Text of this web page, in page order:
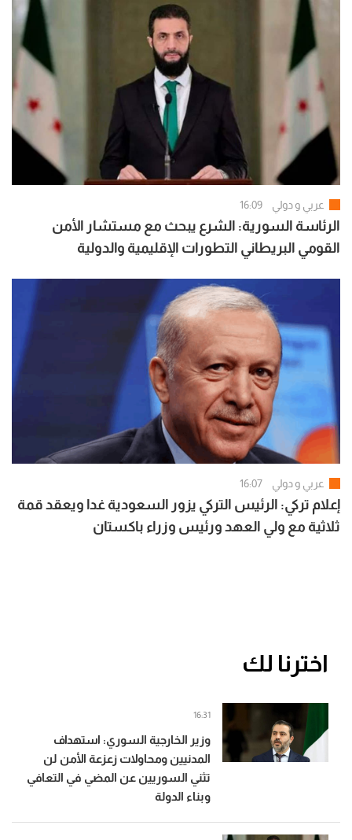
عربي و دولي 16:09
الرئاسة السورية: الشرع يبحث مع مستشار الأمن
القومي البريطاني التطورات الإقليمية والدولية
عربي و دولي 16:07
إعلام تركي: الرئيس التركي يزور السعودية غدا ويعقد قمة
ثلاثية مع ولي العهد ورئيس وزراء باكستان
اخترنا لك
وزير الخارجية السوري: استهداف
المدنيين ومحاولات زعزعة الأمن لن
تثني السوريين عن المضي في التعافي
وبناء الدولة
16:31